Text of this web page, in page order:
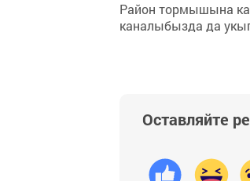
Район тормышына
каналыбызда да
Оставляйте